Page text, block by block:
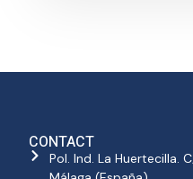
CONTACT
Pol. Ind. La Huertecilla.